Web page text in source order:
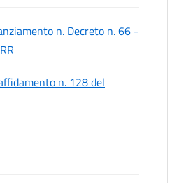
n. Decreto n. 66 -
n. 128 del